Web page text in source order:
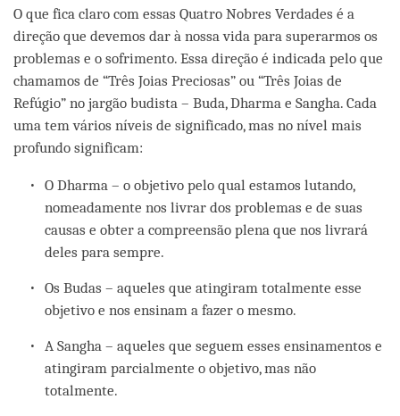
O que fica claro com essas Quatro Nobres Verdades é a
direção que devemos dar à nossa vida para superarmos os
problemas e o sofrimento. Essa direção é indicada pelo que
chamamos de “Três Joias Preciosas” ou “Três Joias de
Refúgio” no jargão budista – Buda, Dharma e Sangha. Cada
uma tem vários níveis de significado, mas no nível mais
profundo significam:
O Dharma – o objetivo pelo qual estamos lutando,
nomeadamente nos livrar dos problemas e de suas
causas e obter a compreensão plena que nos livrará
deles para sempre.
Os Budas – aqueles que atingiram totalmente esse
objetivo e nos ensinam a fazer o mesmo.
A Sangha – aqueles que seguem esses ensinamentos e
atingiram parcialmente o objetivo, mas não
totalmente.